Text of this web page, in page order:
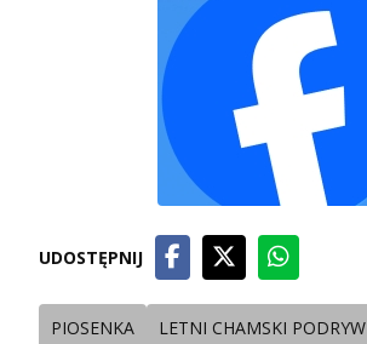
UDOSTĘPNIJ
PIOSENKA LETNI CHAMSKI PODRYW